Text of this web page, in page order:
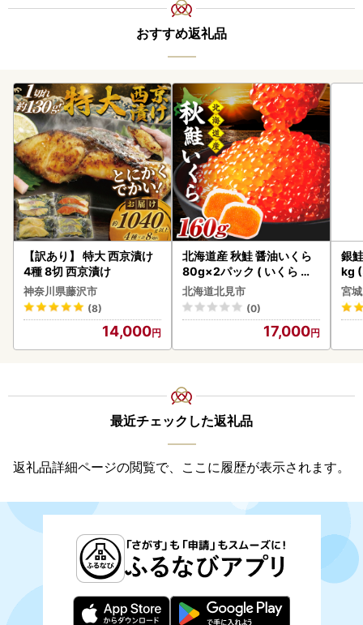
おすすめ返礼品
【訳あり】 特大 西京漬け
4種 8切 西京漬け
神奈川県藤沢市
(8)
14,000
北海道産 秋鮭 醤油いくら
80g×2パック ( いくら イ
クラ 魚卵 鮭 サケ さけ 鮭い
くら 醤油漬け パック 北海
道産 ふるさと納税 秋鮭 )【
北海道北見市
(0)
17,000
銀
kg
宮
最近チェックした返礼品
返礼品詳細ページの閲覧で、ここに履歴が表示されます。